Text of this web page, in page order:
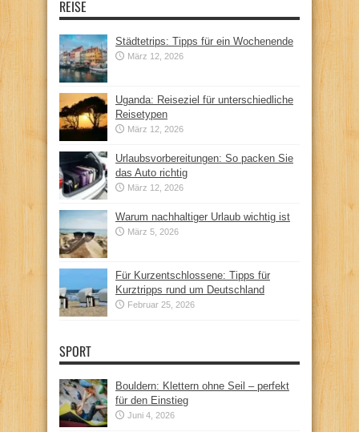
REISE
Städtetrips: Tipps für ein Wochenende
März 12, 2026
Uganda: Reiseziel für unterschiedliche
Reisetypen
März 12, 2026
Urlaubsvorbereitungen: So packen Sie
das Auto richtig
März 12, 2026
Warum nachhaltiger Urlaub wichtig ist
März 5, 2026
Für Kurzentschlossene: Tipps für
Kurztripps rund um Deutschland
Februar 25, 2026
SPORT
Bouldern: Klettern ohne Seil – perfekt
für den Einstieg
Juni 4, 2026